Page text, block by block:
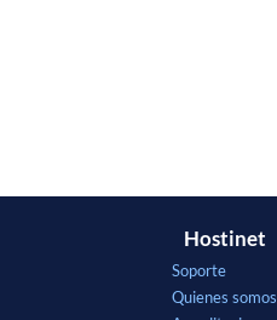
Hostinet
Soporte
Quienes somos